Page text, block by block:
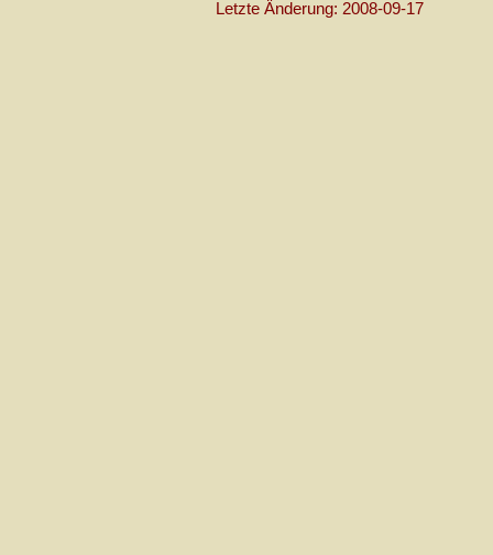
Letzte Änderung: 2008-09-17